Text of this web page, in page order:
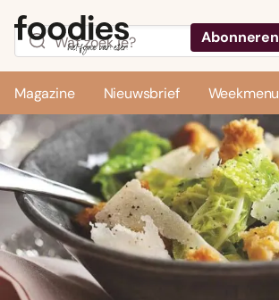
Abonneren
Magazine Nieuwsbrief Weekmenu